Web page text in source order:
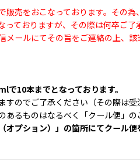
売をおこなっております。その
ておりますが、その際は何卒ご了
ールにてその旨をご連絡の上、
10本までとなっております。
のでご了承ください（その際は受
るものはなるべく「クール便」の
プション）」の箇所にてクール